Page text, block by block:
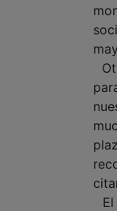
El